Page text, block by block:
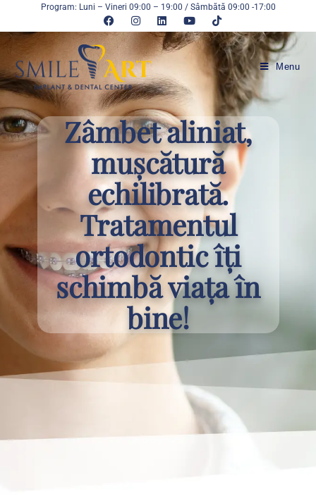
Program: Luni – Vineri 09:00 – 19:00 / Sâmbătă 09:00 -17:00
Menu
Zâmbet aliniat,
mușcătură
echilibrată.
Tratamentul
ortodontic îți
schimbă viața în
bine!